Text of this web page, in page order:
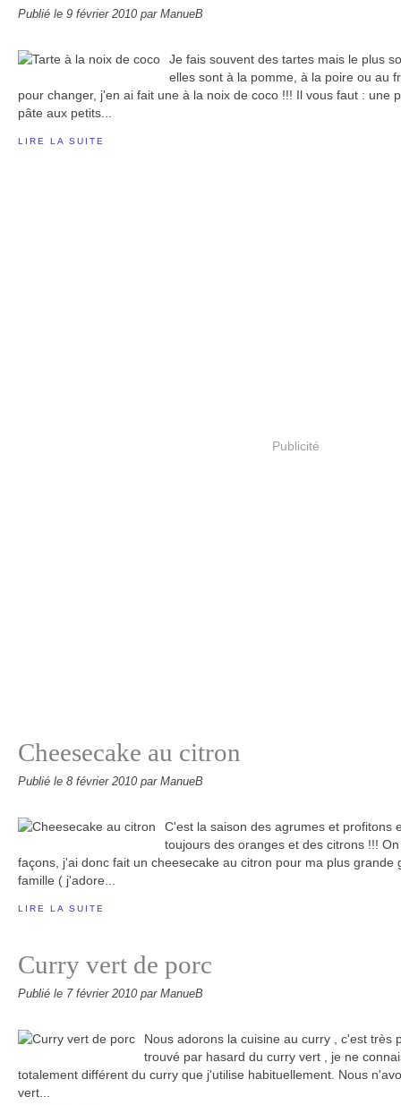
Publié le 9 février 2010 par ManueB
Je fais souvent des tartes mais le plus
elles sont à la pomme, à la poire ou au
pour changer, j'en ai fait une à la noix de coco !!! Il vous faut : une
pâte aux petits...
LIRE LA SUITE
Publicité
Cheesecake au citron
Publié le 8 février 2010 par ManueB
C'est la saison des agrumes et profitons
toujours des oranges et des citrons !!!
façons, j'ai donc fait un cheesecake au citron pour ma plus grande
famille ( j'adore...
LIRE LA SUITE
Curry vert de porc
Publié le 7 février 2010 par ManueB
Nous adorons la cuisine au curry , c'est très
trouvé par hasard du curry vert , je ne
totalement différent du curry que j'utilise habituellement. Nous
vert...